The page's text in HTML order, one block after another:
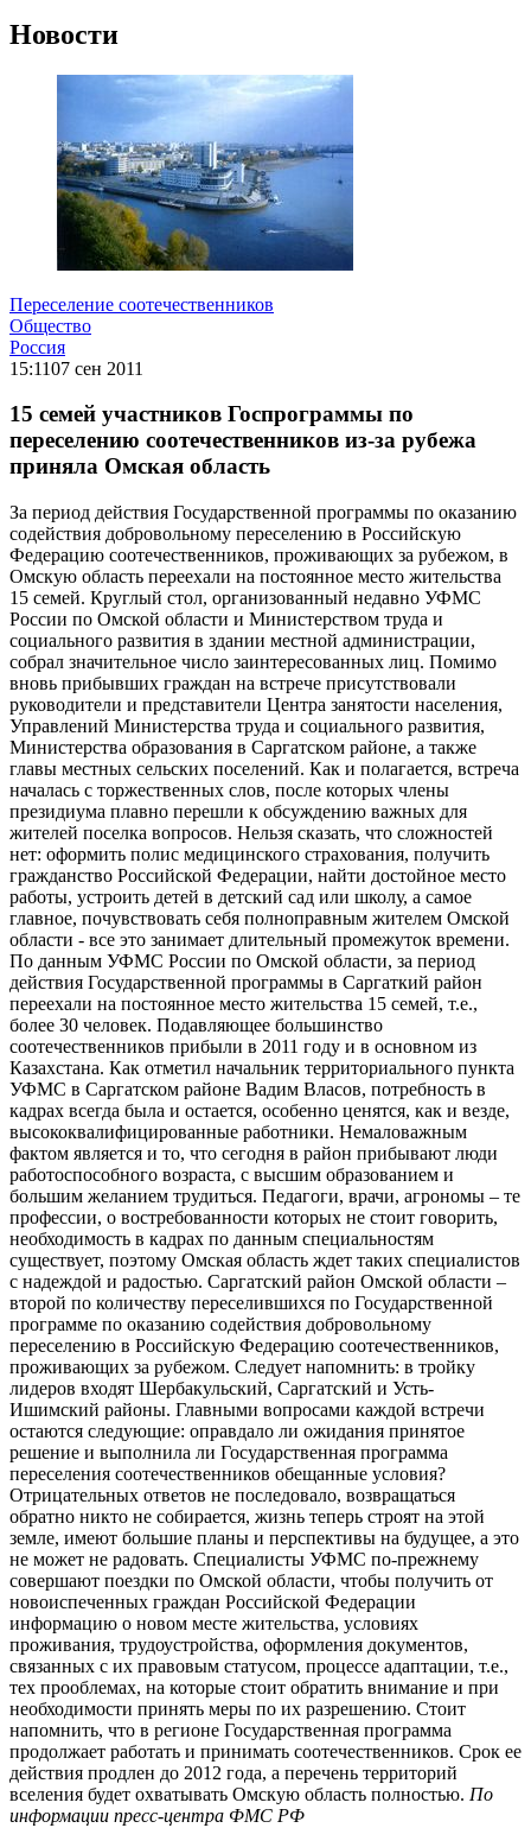
Новости
Переселение соотечественников
Общество
Россия
15:1107 сен 2011
15 семей участников Госпрограммы по
переселению соотечественников из-за рубежа
приняла Омская область
За период действия Государственной программы по оказанию
содействия добровольному переселению в Российскую
Федерацию соотечественников, проживающих за рубежом, в
Омскую область переехали на постоянное место жительства
15 семей. Круглый стол, организованный недавно УФМС
России по Омской области и Министерством труда и
социального развития в здании местной администрации,
собрал значительное число заинтересованных лиц. Помимо
вновь прибывших граждан на встрече присутствовали
руководители и представители Центра занятости населения,
Управлений Министерства труда и социального развития,
Министерства образования в Саргатском районе, а также
главы местных сельских поселений. Как и полагается, встреча
началась с торжественных слов, после которых члены
президиума плавно перешли к обсуждению важных для
жителей поселка вопросов. Нельзя сказать, что сложностей
нет: оформить полис медицинского страхования, получить
гражданство Российской Федерации, найти достойное место
работы, устроить детей в детский сад или школу, а самое
главное, почувствовать себя полноправным жителем Омской
области - все это занимает длительный промежуток времени.
По данным УФМС России по Омской области, за период
действия Государственной программы в Саргаткий район
переехали на постоянное место жительства 15 семей, т.е.,
более 30 человек. Подавляющее большинство
соотечественников прибыли в 2011 году и в основном из
Казахстана. Как отметил начальник территориального пункта
УФМС в Саргатском районе Вадим Власов, потребность в
кадрах всегда была и остается, особенно ценятся, как и везде,
высококвалифицированные работники. Немаловажным
фактом является и то, что сегодня в район прибывают люди
работоспособного возраста, с высшим образованием и
большим желанием трудиться. Педагоги, врачи, агрономы – те
профессии, о востребованности которых не стоит говорить,
необходимость в кадрах по данным специальностям
существует, поэтому Омская область ждет таких специалистов
с надеждой и радостью. Саргатский район Омской области –
второй по количеству переселившихся по Государственной
программе по оказанию содействия добровольному
переселению в Российскую Федерацию соотечественников,
проживающих за рубежом. Следует напомнить: в тройку
лидеров входят Шербакульский, Саргатский и Усть-
Ишимский районы. Главными вопросами каждой встречи
остаются следующие: оправдало ли ожидания принятое
решение и выполнила ли Государственная программа
переселения соотечественников обещанные условия?
Отрицательных ответов не последовало, возвращаться
обратно никто не собирается, жизнь теперь строят на этой
земле, имеют большие планы и перспективы на будущее, а это
не может не радовать. Специалисты УФМС по-прежнему
совершают поездки по Омской области, чтобы получить от
новоиспеченных граждан Российской Федерации
информацию о новом месте жительства, условиях
проживания, трудоустройства, оформления документов,
связанных с их правовым статусом, процессе адаптации, т.е.,
тех прооблемах, на которые стоит обратить внимание и при
необходимости принять меры по их разрешению. Стоит
напомнить, что в регионе Государственная программа
продолжает работать и принимать соотечественников. Срок ее
действия продлен до 2012 года, а перечень территорий
вселения будет охватывать Омскую область полностью. По
информации пресс-центра ФМС РФ